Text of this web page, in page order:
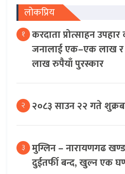
लोकप्रिय
१ करदाता प्रोत्साहन
जनालाई एक–एक लाख
लाख रुपैयाँ पुरस्कार
२ २०८३ साउन २२ गते
३ मुग्लिन – नारायणगढ
दुईतर्फी बन्द, खुल्न एक